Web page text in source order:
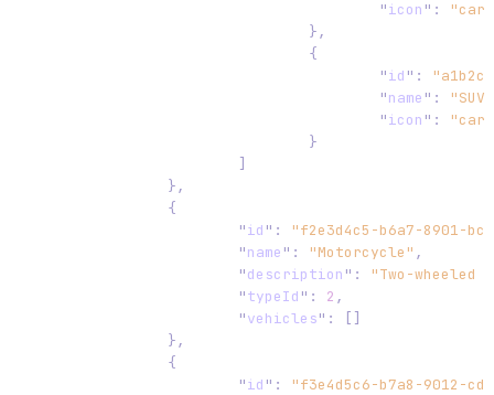
					"
icon " :
"car-
				},
				{
					"
id " :
					"
name " :
"SUV"
					"
icon " :
				}
			]
		},
		{
			"
id " :
"f2e3d4c5-b6a7-8901-
			"
name " : "Motorcycle" ,
			"
description " :
"Two-wheeled
			"
typeId " : 2 ,
			"
vehicles" :
[]
		},
		{
			"
id " :
"f3e4d5c6-b7a8-9012-